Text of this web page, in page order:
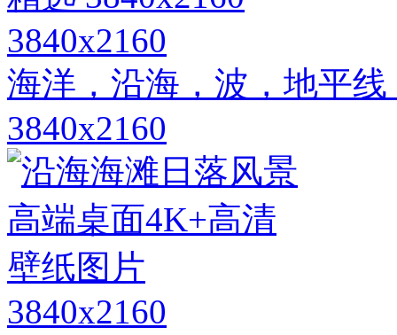
3840x2160
海洋，沿海，波，地平
3840x2160
3840x2160